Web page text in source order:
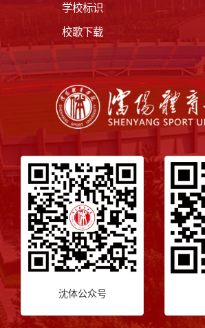
学校标识
校歌下载
沈体公众号